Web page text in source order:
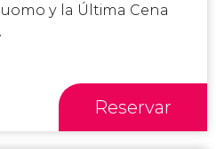
y la Última Cena
Reservar